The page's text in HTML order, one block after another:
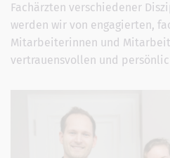
Fachärzten verschiedener
werden wir von engagierten,
Mitarbeiterinnen und
vertrauensvollen und